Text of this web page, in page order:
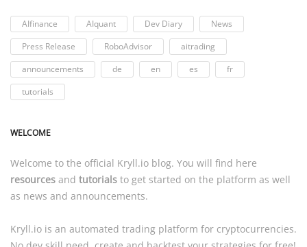
AIfinance AIquant Dev Diary
News
Press Release
RoboAdvisor
aitrading
announcements
de en es
fr
tutorials
WELCOME
Welcome to the official Kryll.io blog. You will find here
resources and tutorials to get started on the platform as well
as news and announcements.
Kryll.io is an automated trading platform for cryptocurrencies.